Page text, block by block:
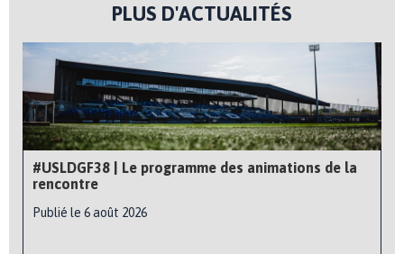
PLUS D'ACTUALITÉS
#USLDGF38 | Le programme des animations de la
rencontre
Publié le 6 août 2026